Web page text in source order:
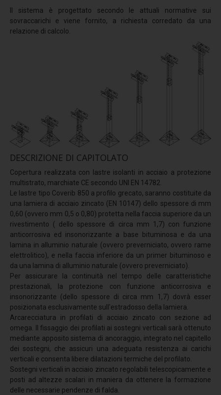
UNDER FLEX
PLATE X
Parapetti Alluminio
LIMIT - Orizzontale
LIMIT - Verticale
LIMIT - Autoportante
LIMIT - Lamiera
Scale anticaduta
Scale con linea vita
Scale a gabbia
Scale con binario
Reti anticaduta
DPI
ENFC - Lucernari
ENFC - Evacuatori di fumo e calore
Lucernari apribili
Lucernari fissi
Contatti
Il sistema è progettato secondo le attuali normative sui
sovraccarichi e viene fornito, a richiesta corredato da una
relazione di calcolo.
DESCRIZIONE DI CAPITOLATO
Copertura realizzata con lastre isolanti in acciaio a protezione
multistrato, marchiate CE secondo UNI EN 14782.
Le lastre tipo Coverib 850 a profilo grecato, saranno costituite da
una lamiera di acciaio zincato (EN 10147) dello spessore di mm
0,60 (ovvero mm 0,5 o 0,80) protetta nella faccia superiore da un
rivestimento ( dello spessore di circa mm 1,7) con funzione
anticorrosiva ed insonorizzante a base bituminosa e da una
lamina in alluminio naturale (ovvero preverniciato, ovvero rame
elettrolitico), e nella faccia inferiore da un primer bituminoso e
da una lamina di alluminio naturale (ovvero preverniciato).
Per assicurare la continuità nel tempo delle caratteristiche
prestazionali, la protezione con funzione anticorrosiva e
insonorizzante (dello spessore di circa mm 1,7) dovrà esser
posizionata esclusivamente sull'estradosso della lamiera.
Arcarecciatura in profilati di acciaio zincato con sezione ad
omega. Il fissaggio dei profilati ai sostegni verticali sarà ottenuto
mediante apposito sistema di ancoraggio, integrato nel capitello
dei sostegni, che assicuri una adeguata resistenza ai carichi
verticali e consenta libere dilatazioni termiche del profilato.
Sostegni verticali in acciaio zincato regolabili telescopicamente e
posti ad altezze scalari in maniera da ottenere la formazione
delle necessarie pendenze di falda.